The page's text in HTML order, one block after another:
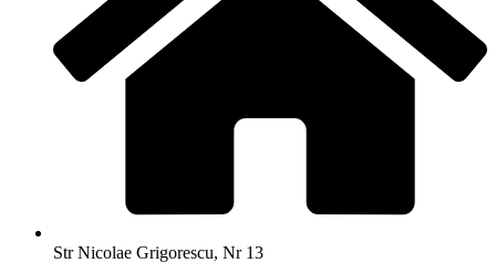
Str Nicolae Grigorescu, Nr 13